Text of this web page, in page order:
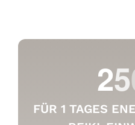
FÜR 1 TAGES